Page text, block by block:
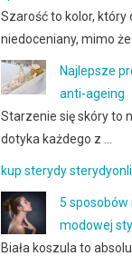
Szarość to kolor, który
niedoceniany, mimo że
Najlepsze
anti-ageing
Starzenie się skóry to
dotyka każdego z …
kup sterydy
5
modowej
Biała koszula to